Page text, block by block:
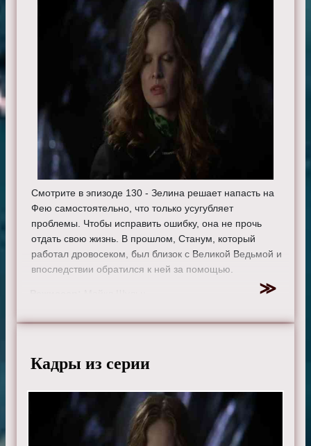
Смотрите в эпизоде 130 - Зелина решает напасть на
Фею самостоятельно, что только усугубляет
проблемы. Чтобы исправить ошибку, она не прочь
отдать свою жизнь. В прошлом, Станум, который
работал дровосеком, был близок с Великой Ведьмой и
впоследствии обратился к ней за помощью.
Лана Паррия, Джошуа Даллас, Джаред Гилмор, Роберт
Бэйли, Меган Ори, Эмили де Рэвин, Колин О'Донохью,
Майкл Реймонд-Джеймс, Майкл Сока, Ребекка Мэйдер,
Габриэль Анвар, Элисон Фернандес и Мекиа Кокс.
Смотрите онлайн 6 сезон 18 серию «
Однажды в
» бесплатно в хорошем HD качестве, на
Кадры из серии